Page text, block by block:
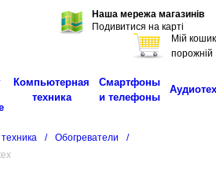
Наша мережа магазинів
Подивитися на карті
Мій кошик
порожній
Компьютерная
техника
Смартфоны
и телефоны
/ Обогреватели
/